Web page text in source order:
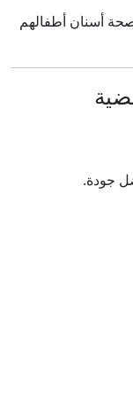
أسنان أطفالهم
جودة.